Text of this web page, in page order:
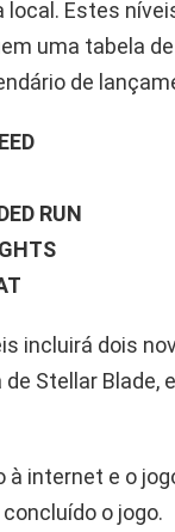
local. Estes
uma tabela
de
RUN
incluirá dois
Stellar Blade,
internet e o
o jogo.